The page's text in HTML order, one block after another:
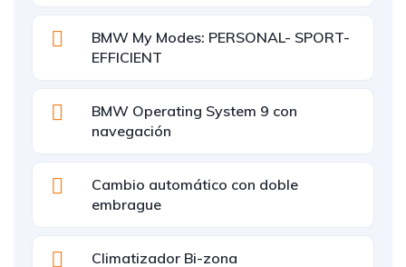
BMW My Modes: PERSONAL- SPORT-
EFFICIENT
BMW Operating System 9 con
navegación
Cambio automático con doble
embrague
Climatizador Bi-zona